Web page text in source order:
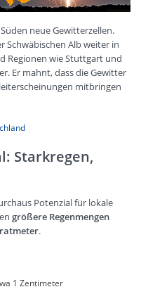
neue Gewitterzellen.
Schwäbischen Alb weiter in
Regionen wie Stuttgart und
Er mahnt, dass die Gewitter
mitbringen
Starkregen,
Potenzial für lokale
größere Regenmengen
.
1 Zentimeter